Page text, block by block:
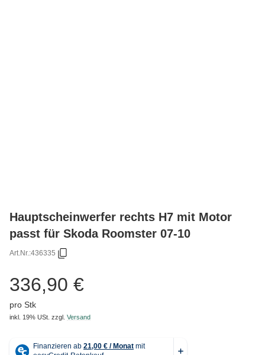
Hauptscheinwerfer rechts H7 mit Motor
passt für Skoda Roomster 07-10
Art.Nr.:436335
336,90 €
pro Stk
inkl. 19% USt. zzgl. Versand